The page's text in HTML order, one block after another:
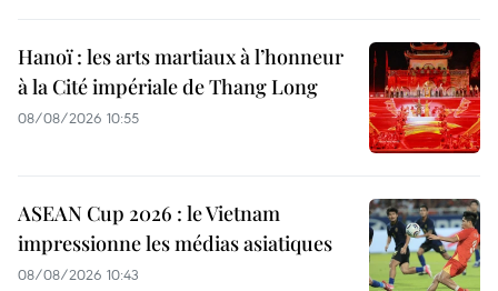
Hanoï : les arts martiaux à l’honneur
à la Cité impériale de Thang Long
08/08/2026 10:55
ASEAN Cup 2026 : le Vietnam
impressionne les médias asiatiques
08/08/2026 10:43